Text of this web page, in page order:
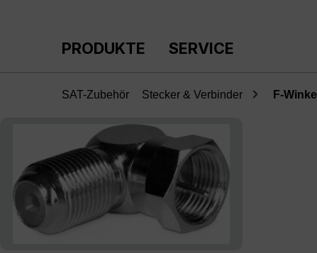
PRODUKTE SERVICE
SAT-Zubehör Stecker & Verbinder F-
Bildergalerie überspringen